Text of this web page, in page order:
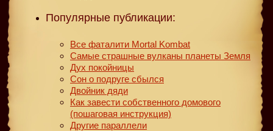
Популярные публикации:
Все фаталити Mortal Kombat
Самые страшные вулканы планеты Земля
Дух покойницы
Сон о подруге сбылся
Двойник дяди
Как завести собственного домового
(пошаговая инструкция)
Другие параллели